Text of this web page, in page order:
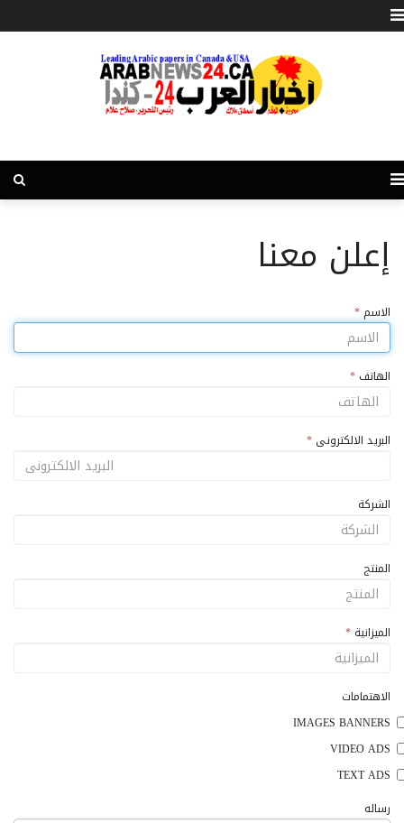
إعلن معنا
الاسم*
الهاتف *
البريد الالكترونى *
الشركة
المنتج
الميزانية *
الاهتمامات
IMAGES BANNERS
VIDEO ADS
TEXT ADS
رساله